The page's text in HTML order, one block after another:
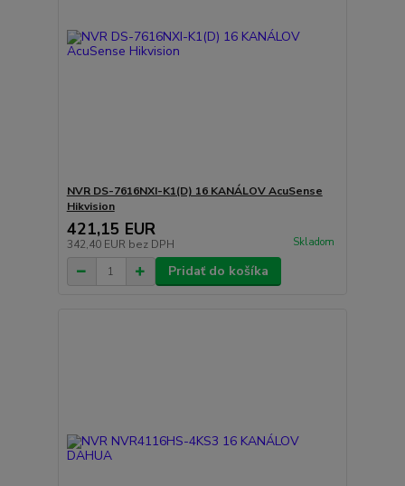
NVR DS-7616NXI-K1(D) 16 KANÁLOV AcuSense
Hikvision
421,15 EUR
342,40 EUR bez DPH Skladom
Pridať do košíka